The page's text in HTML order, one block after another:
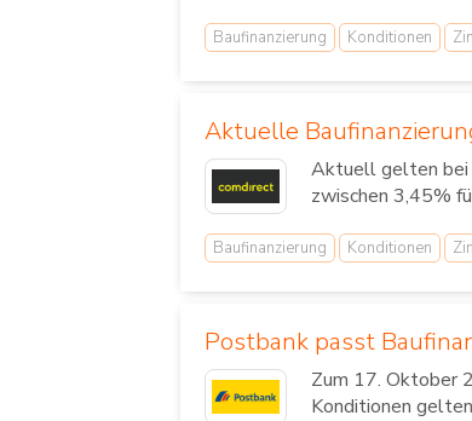
Baufinanzierung Konditionen
Aktuelle
Aktuell gelten bei
zwischen 3,45%
Baufinanzierung Konditionen
Postbank passt
Zum 17. Oktober
Konditionen